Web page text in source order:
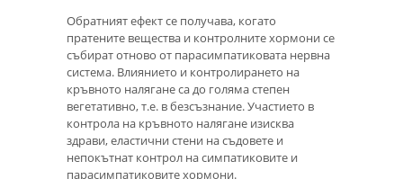
Обратният ефект се получава, когато
пратените вещества и контролните хормони се
събират отново от парасимпатиковата нервна
система. Влиянието и контролирането на
кръвното налягане са до голяма степен
вегетативно, т.е. в безсъзнание. Участието в
контрола на кръвното налягане изисква
здрави, еластични стени на съдовете и
непокътнат контрол на симпатиковите и
парасимпатиковите хормони.